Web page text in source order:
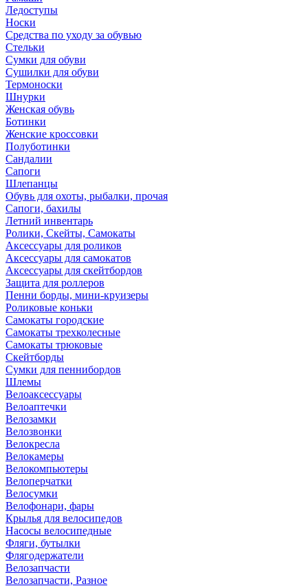
Ледоступы
Носки
Средства по уходу за обувью
Стельки
Сумки для обуви
Сушилки для обуви
Термоноски
Шнурки
Женская обувь
Ботинки
Женские кроссовки
Полуботинки
Сандалии
Сапоги
Шлепанцы
Обувь для охоты, рыбалки, прочая
Сапоги, бахилы
Летний инвентарь
Ролики, Скейты, Самокаты
Аксессуары для роликов
Аксессуары для самокатов
Аксессуары для скейтбордов
Защита для роллеров
Пенни борды, мини-круизеры
Роликовые коньки
Самокаты городские
Самокаты трехколесные
Самокаты трюковые
Скейтборды
Сумки для пеннибордов
Шлемы
Велоаксессуары
Велоаптечки
Велозамки
Велозвонки
Велокресла
Велокамеры
Велокомпьютеры
Велоперчатки
Велосумки
Велофонари, фары
Крылья для велосипедов
Насосы велосипедные
Фляги, бутылки
Флягодержатели
Велозапчасти
Велозапчасти, Разное